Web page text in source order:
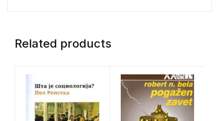
Related products